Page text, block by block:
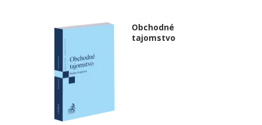
Obchodné
tajomstvo